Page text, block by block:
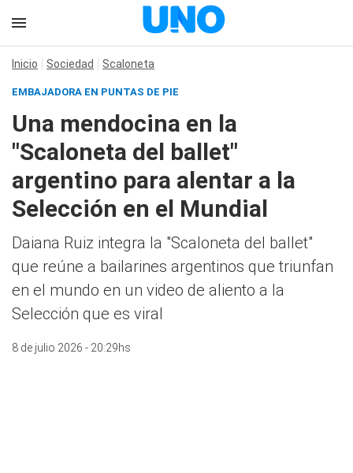
Inicio Sociedad Scaloneta
EMBAJADORA EN PUNTAS DE PIE
Una mendocina en la
"Scaloneta del ballet"
argentino para alentar a la
Selección en el Mundial
Daiana Ruiz integra la "Scaloneta del ballet"
que reúne a bailarines argentinos que triunfan
en el mundo en un video de aliento a la
Selección que es viral
8 de julio 2026 - 20:29hs